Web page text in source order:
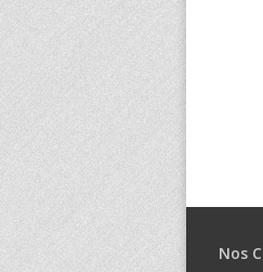
Nos